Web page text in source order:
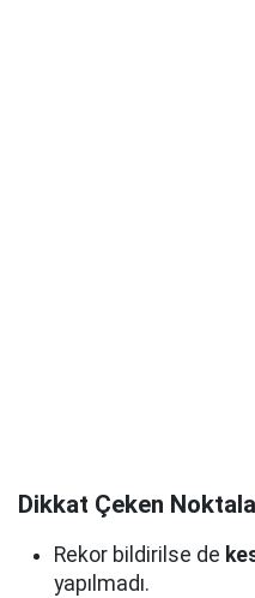
Dikkat Çeken
Rekor bildirilse de
yapılmadı.